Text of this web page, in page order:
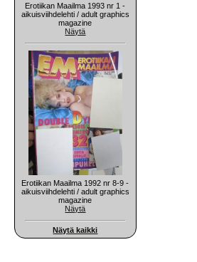
Erotiikan Maailma 1993 nr 1 -
aikuisviihdelehti / adult graphics
magazine
Näytä
Erotiikan Maailma 1992 nr 8-9 -
aikuisviihdelehti / adult graphics
magazine
Näytä
Näytä kaikki